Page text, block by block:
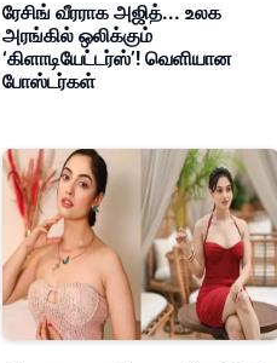
ரேசிங் வீரராக அஜித்... உலக
அரங்கில் ஒலிக்கும்
‘கிளாடியேட்டர்ஸ்’! வெளியான
போஸ்டர்கள்